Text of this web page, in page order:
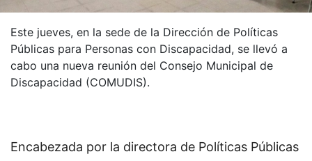
Este jueves, en la sede de la Dirección de Políticas
Públicas para Personas con Discapacidad, se llevó a
cabo una nueva reunión del Consejo Municipal de
Discapacidad (COMUDIS).
Encabezada por la directora de Políticas Públicas